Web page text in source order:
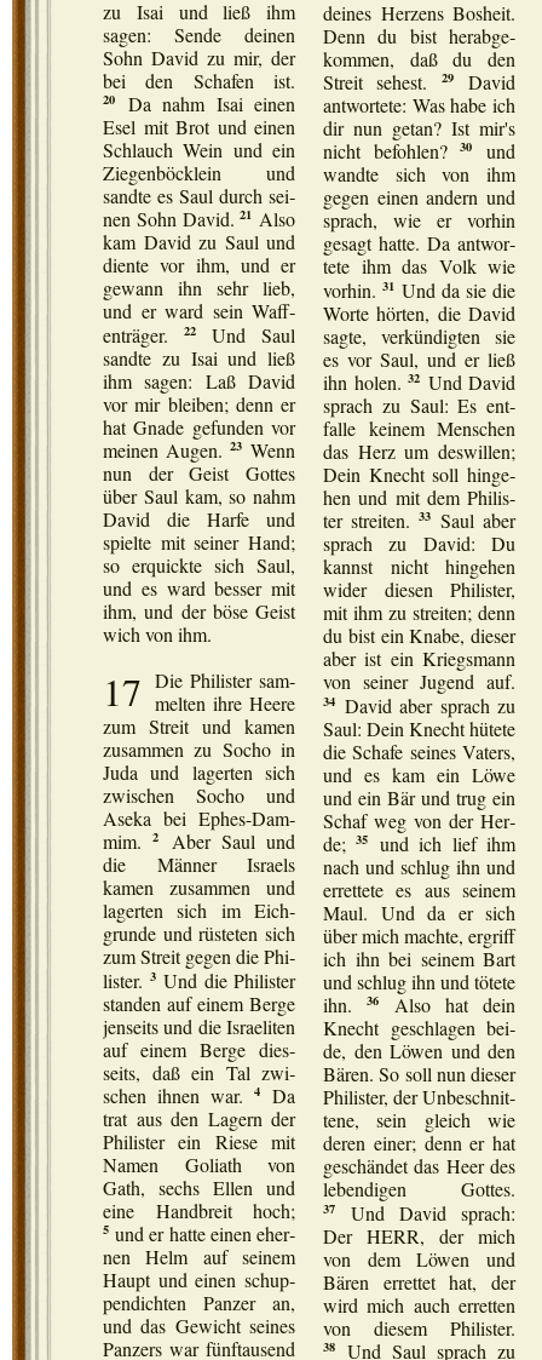
zu Isai und ließ ihm
sagen: Sen­de dei­nen
Sohn David zu mir, der
bei den Scha­fen ist.
20
Da nahm Isai einen
Esel mit Brot und einen
Schlauch Wein und ein
Zie­gen­böck­lein und
sand­te es Saul durch sei­
nen Sohn David.21 Also
kam David zu Saul und
dien­te vor ihm, und er
gewann ihn sehr lieb,
und er ward sein Waf­f­
en­trä­ger.
22Und Saul
sand­te zu Isai und ließ
ihm sagen: Laß David
vor mir blei­ben; denn er
hat Gna­de gefun­den vor
mei­nen Augen. 23 Wenn
nun der Geist Got­tes
über Saul kam, so nahm
David die Har­fe und
spiel­te mit sei­ner Hand;
so erquick­te sich Saul,
und es ward bes­ser mit
ihm, und der böse Geist
wich von ihm.
17 Die Phi­lis­ter sam­
mel­ten ihre Hee­re
zum Streit und kamen
zusam­men zu Socho in
Juda und lager­ten sich
zwi­schen Socho und
Ase­ka bei Ephes-Dam­
mim.2
Aber Saul und
die Män­ner Isra­els
kamen zusam­men und
lager­ten sich im Eich­
grun­de und rüs­te­ten sich
zum Streit gegen die Phi­
lis­ter. 3Und die Phi­lis­ter
stan­den auf einem Ber­ge
jen­seits und die Israe­li­ten
auf einem Ber­ge dies­
seits, daß ein Tal zwi­
schen ihnen war.
4
Da
trat aus den Lagern der
Phi­lis­ter ein Rie­se mit
Namen Goliath von
Gath, sechs Ellen und
eine Hand­b­reit hoch;
5 und er hat­te einen eher­
nen Helm auf sei­nem
Haupt und einen schup­
pen­dich­ten Pan­zer an,
und das Gewicht sei­nes
Pan­zers war fünf­tau­send
dei­nes Her­zens Bos­heit.
Denn du bist her­ab­ge­
kom­men, daß du den
Streit sehest.
29David
ant­wor­te­te: Was habe ich
dir nun getan? Ist mir's
nicht befoh­len?30
und
wand­te sich von ihm
gegen einen andern und
sprach, wie er vor­hin
gesagt hat­te. Da ant­wor­
te­te ihm das Volk wie
vor­hin. 31 Und da sie die
Wor­te hör­ten, die David
sag­te, ver­kün­dig­ten sie
es vor Saul, und er ließ
ihn holen. 32 Und David
sprach zu Saul: Es ent­
fal­le kei­nem Men­schen
das Herz um des­wil­len;
Dein Knecht soll hin­ge­
hen und mit dem Phi­lis­
ter strei­ten. 33 Saul aber
sprach zu David: Du
kannst nicht hin­ge­hen
wider die­sen Phi­lis­ter,
mit ihm zu strei­ten; denn
du bist ein Kna­be, die­ser
aber ist ein Kriegs­mann
von sei­ner Jugend auf.
34 David aber sprach zu
Saul: Dein Knecht hüte­te
die Scha­fe sei­nes Vaters,
und es kam ein Löwe
und ein Bär und trug ein
Schaf weg von der Her­
de;35
und ich lief ihm
nach und schlug ihn und
erret­te­te es aus sei­nem
Maul. Und da er sich
über mich mach­te, ergriff
ich ihn bei sei­nem Bart
und schlug ihn und töte­te
ihn.
36
Also hat dein
Knecht geschla­gen bei­
de, den Löw­en und den
Bären. So soll nun die­ser
Phi­lis­ter, der Unbe­schnit­
te­ne, sein gleich wie
deren einer; denn er hat
geschän­det das Heer des
leben­di­gen Got­tes.
37
Und David sprach:
Der HERR, der mich
von dem Löw­en und
Bären erret­tet hat, der
wird mich auch erret­ten
von die­sem Phi­lis­ter.
38 Und Saul sprach zu
Bibel Bibliothek